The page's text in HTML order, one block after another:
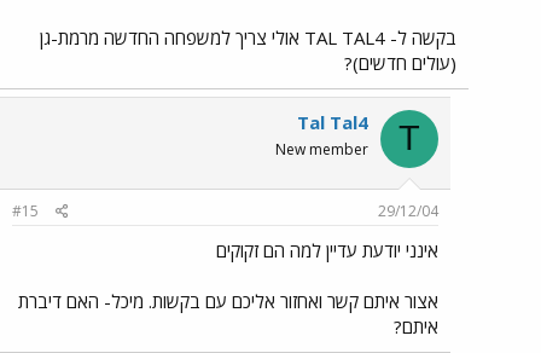
בקשה ל- TAL TAL4 אולי צריך למשפחה החדשה מרמת-גן
(עולים חדשים)?
T
Tal Tal4
New member
29/12/04
#15
אינני יודעת עדיין למה הם זקוקים
אצור איתם קשר ואחזור אליכם עם בקשות. מיכל- האם דיברת
איתם?